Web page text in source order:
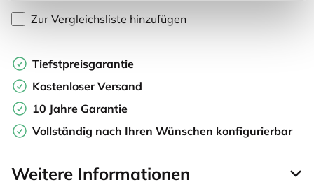
Zur Vergleichsliste hinzufügen
Tiefstpreisgarantie
Kostenloser Versand
10 Jahre Garantie
Vollständig nach Ihren Wünschen konfigurierbar
Weitere Informationen